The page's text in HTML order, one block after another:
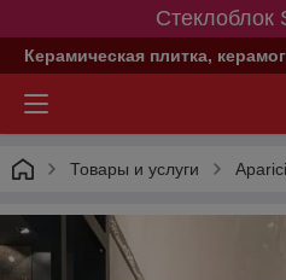
Стеклоблок
Керамическая плитка,
Товары и услуги